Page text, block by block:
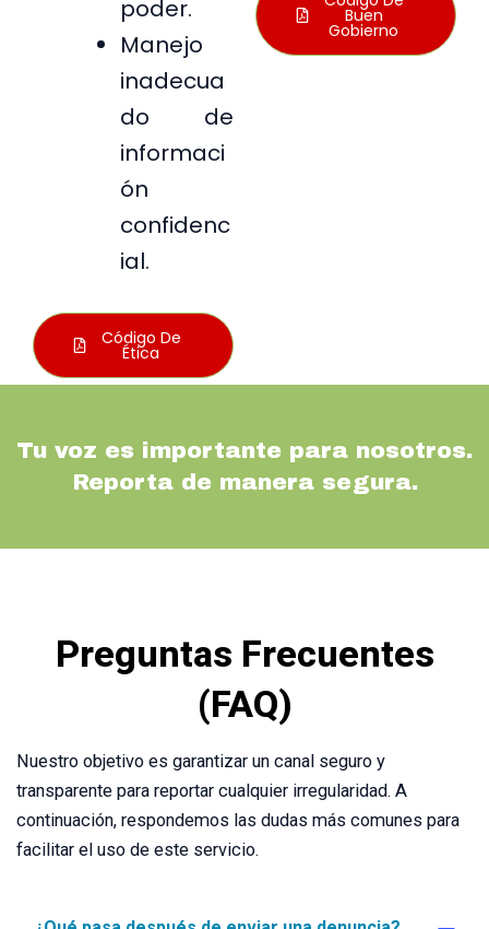
poder.
Manejo
inadecua
do de
informaci
ón
confidenc
ial.
Código De
Ética
Buen
Gobierno
Tu voz es importante para nosotros.
Reporta de manera segura.
Preguntas Frecuentes
(FAQ)
Nuestro objetivo es garantizar un canal seguro y
transparente para reportar cualquier irregularidad. A
continuación, respondemos las dudas más comunes para
facilitar el uso de este servicio.